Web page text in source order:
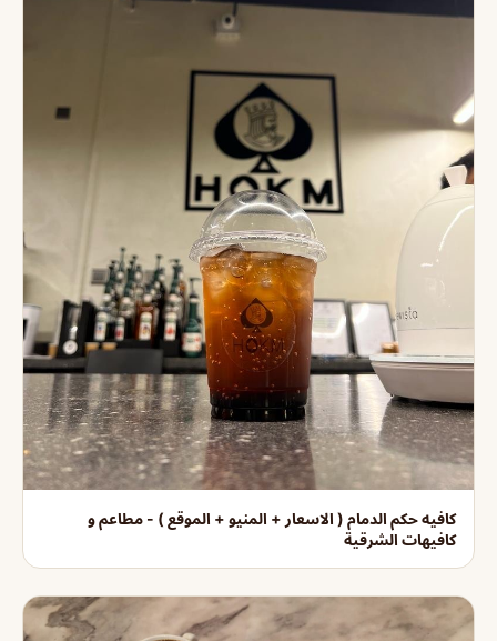
كافيه حكم الدمام ( الاسعار + المنيو + الموقع ) - مطاعم و
كافيهات الشرقية